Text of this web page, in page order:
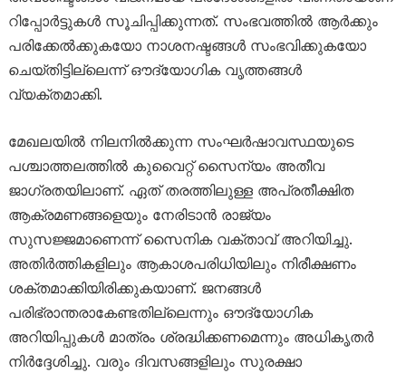
റിപ്പോർട്ടുകൾ സൂചിപ്പിക്കുന്നത്. സംഭവത്തിൽ ആർക്കും
പരിക്കേൽക്കുകയോ നാശനഷ്ടങ്ങൾ സംഭവിക്കുകയോ
ചെയ്തിട്ടില്ലെന്ന് ഔദ്യോഗിക വൃത്തങ്ങൾ
വ്യക്തമാക്കി.
മേഖലയിൽ നിലനിൽക്കുന്ന സംഘർഷാവസ്ഥയുടെ
പശ്ചാത്തലത്തിൽ കുവൈറ്റ് സൈന്യം അതീവ
ജാഗ്രതയിലാണ്. ഏത് തരത്തിലുള്ള അപ്രതീക്ഷിത
ആക്രമണങ്ങളെയും നേരിടാൻ രാജ്യം
സുസജ്ജമാണെന്ന് സൈനിക വക്താവ് അറിയിച്ചു.
അതിർത്തികളിലും ആകാശപരിധിയിലും നിരീക്ഷണം
ശക്തമാക്കിയിരിക്കുകയാണ്. ജനങ്ങൾ
പരിഭ്രാന്തരാകേണ്ടതില്ലെന്നും ഔദ്യോഗിക
അറിയിപ്പുകൾ മാത്രം ശ്രദ്ധിക്കണമെന്നും അധികൃതർ
നിർദ്ദേശിച്ചു. വരും ദിവസങ്ങളിലും സുരക്ഷാ